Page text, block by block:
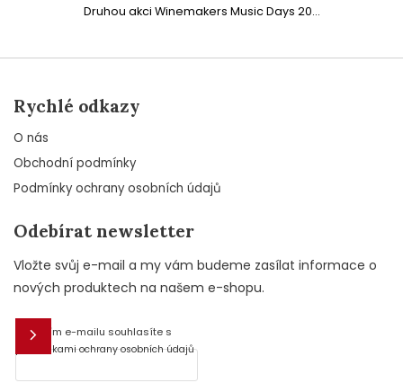
Druhou akci Winemakers Music Days 20...
Rychlé odkazy
O nás
Obchodní podmínky
Podmínky ochrany osobních údajů
Odebírat newsletter
Vložte svůj e-mail a my vám budeme zasílat informace o
nových produktech na našem e-shopu.
E-mail
Vložením e-mailu souhlasíte s
podmínkami ochrany osobních údajů